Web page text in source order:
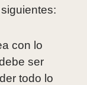
con lo
ser
todo lo